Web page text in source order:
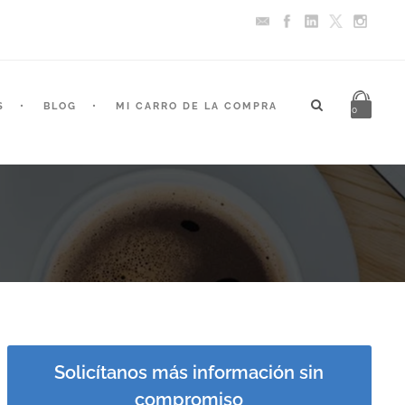
BLOG MI CARRO DE LA COMPRA 0
Solicítanos más información sin
compromiso